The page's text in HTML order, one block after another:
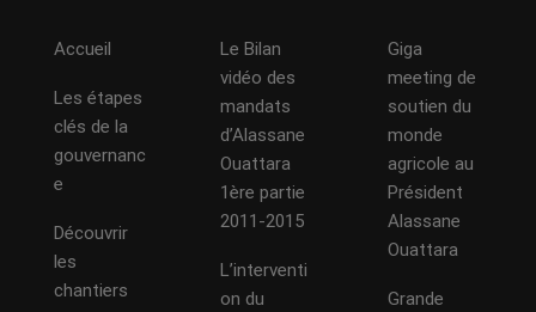
Accueil
Les étapes
clés de la
gouvernanc
e
Découvrir
les
chantiers
Le Bilan
vidéo des
mandats
d’Alassane
Ouattara
1ère partie
2011-2015
L’interventi
on du
Giga
meeting de
soutien du
monde
agricole au
Président
Alassane
Ouattara
Grande